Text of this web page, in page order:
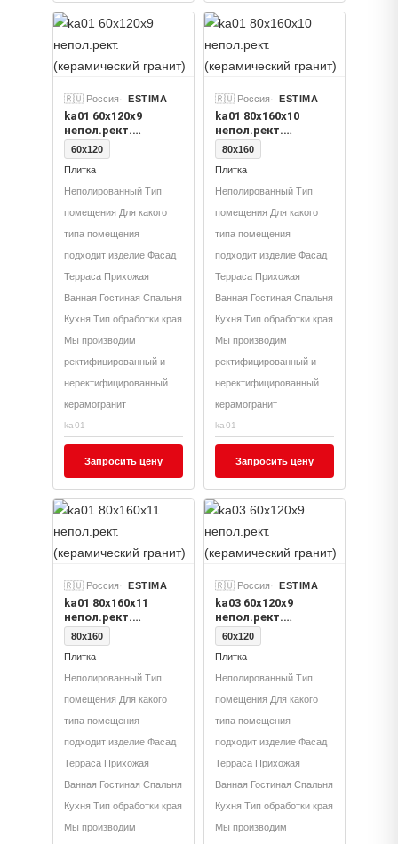
🇷🇺 Россия ESTIMA
ka01 60x120х9
непол.рект.
(керамический
гранит)
60x120
Плитка
Неполированный Тип
помещения Для какого
типа помещения
подходит изделие Фасад
Терраса Прихожая
Ванная Гостиная Спальня
Кухня Тип обработки края
Мы производим
ректифицированный и
неректифицированный
керамогранит
ka01
Запросить цену
🇷🇺 Россия ESTIMA
ka01 80x160x10
непол.рект.
(керамический
гранит)
80x160
Плитка
Неполированный Тип
помещения Для какого
типа помещения
подходит изделие Фасад
Терраса Прихожая
Ванная Гостиная Спальня
Кухня Тип обработки края
Мы производим
ректифицированный и
неректифицированный
керамогранит
ka01
Запросить цену
🇷🇺 Россия ESTIMA
ka01 80x160x11
непол.рект.
(керамический
гранит)
80x160
Плитка
Неполированный Тип
помещения Для какого
типа помещения
подходит изделие Фасад
Терраса Прихожая
Ванная Гостиная Спальня
Кухня Тип обработки края
Мы производим
🇷🇺 Россия ESTIMA
ka03 60x120х9
непол.рект.
(керамический
гранит)
60x120
Плитка
Неполированный Тип
помещения Для какого
типа помещения
подходит изделие Фасад
Терраса Прихожая
Ванная Гостиная Спальня
Кухня Тип обработки края
Мы производим